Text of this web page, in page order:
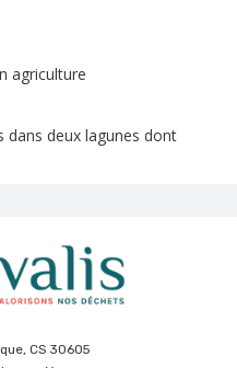
agriculture
dans deux lagunes dont
CS 30605